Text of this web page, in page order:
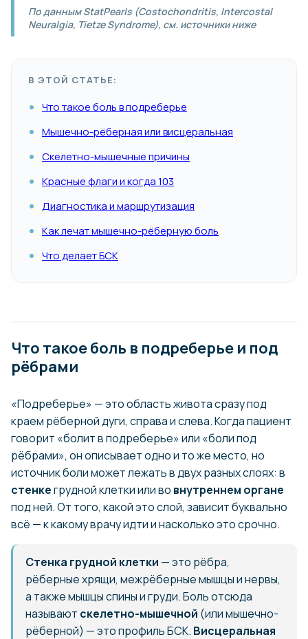
По данным StatPearls (Costochondritis, Intercostal
Neuralgia, Tietze Syndrome), см. источники ниже
В ЭТОЙ СТАТЬЕ:
Что такое боль в подреберье
Мышечно-рёберная или висцеральная
Скелетно-мышечные причины
Красные флаги и когда 103
Диагностика и маршрутизация
Как лечат мышечно-рёберную боль
Что делает БСК
Что такое боль в подреберье и под
рёбрами
«Подреберье» — это область живота сразу под
краем рёберной дуги, справа и слева. Когда пациент
говорит «болит в подреберье» или «боли под
рёбрами», он описывает одно и то же место, но
источник боли может лежать в двух разных слоях: в
стенкегрудной клетки или во внутреннем органе
под ней. От того, какой это слой, зависит буквально
всё — к какому врачу идти и насколько это срочно.
Стенка грудной клетки — это рёбра,
рёберные хрящи, межрёберные мышцы и нервы,
а также мышцы спины и груди. Боль отсюда
называют скелетно-мышечной (или мышечно-
рёберной) — это профиль БСК. Висцеральная